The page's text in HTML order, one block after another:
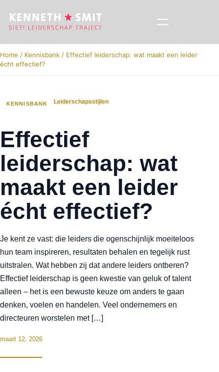
Home / Kennisbank / Effectief leiderschap: wat maakt een leider
écht effectief?
KENNISBANK Leiderschapsstijlen
Effectief
leiderschap: wat
maakt een leider
écht effectief?
Je kent ze vast: die leiders die ogenschijnlijk moeiteloos
hun team inspireren, resultaten behalen en tegelijk rust
uitstralen. Wat hebben zij dat andere leiders ontberen?
Effectief leiderschap is geen kwestie van geluk of talent
alleen – het is een bewuste keuze om anders te gaan
denken, voelen en handelen. Veel ondernemers en
directeuren worstelen met […]
maart 12, 2026